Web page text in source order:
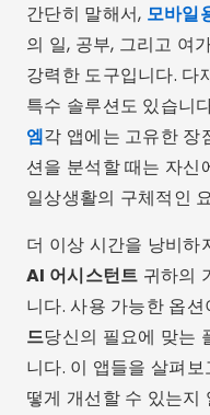
간단히 말해서, 모바일
의 일, 공부, 그리고 여
강력한 도구입니다. 다
특수 솔루션도 있습니
엠각 앱에는 고유한 장
션을 분석할 때는 자신
일상생활의 구체적인
더 이상 시간을 낭비하
AI 어시스턴트 귀하의
니다. 사용 가능한 옵
드당신의 필요에 맞는
니다. 이 앱들을 살펴
떻게 개선할 수 있는